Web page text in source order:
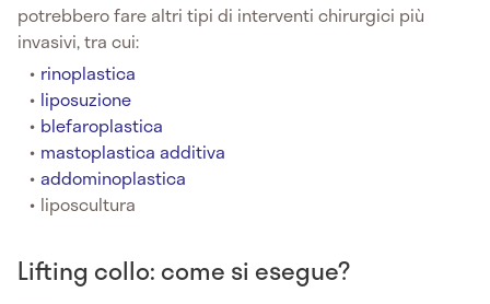
potrebbero fare altri tipi di interventi chirurgici più
invasivi, tra cui:
rinoplastica
liposuzione
blefaroplastica
mastoplastica additiva
addominoplastica
liposcultura
Lifting collo: come si esegue?